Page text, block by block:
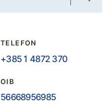
TELEFON
+385 1 4872 370
OIB
56668956985